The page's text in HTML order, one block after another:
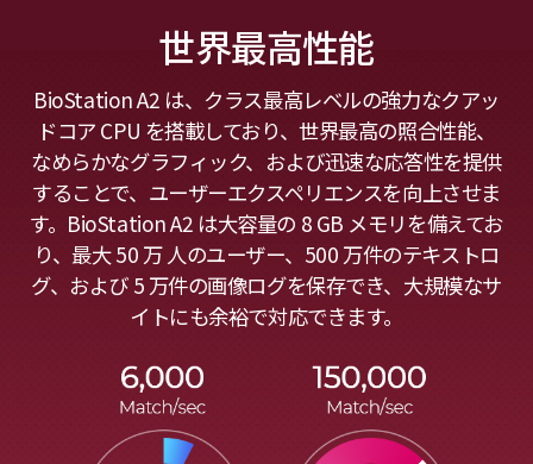
世界最高性能
BioStation A2 は、クラス最高レベルの強力なクアッ
ドコア CPU を搭載しており、世界最高の照合性能、
なめらかなグラフィック、および迅速な応答性を提供
することで、ユーザーエクスペリエンスを向上させま
す。BioStation A2 は大容量の 8 GB メモリを備えてお
り、最大 50 万 人のユーザー、500 万件のテキストロ
グ、および 5 万件の画像ログを保存でき、大規模なサ
イトにも余裕で対応できます。